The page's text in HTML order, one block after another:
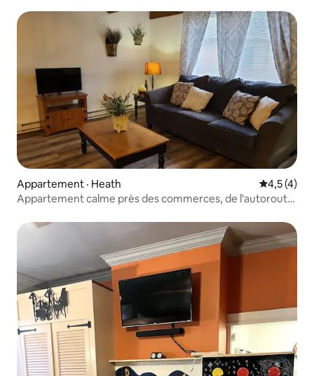
Appartement · Heath Note
4,5 (4)
Appartement calme près des commerces, de l'autoroute